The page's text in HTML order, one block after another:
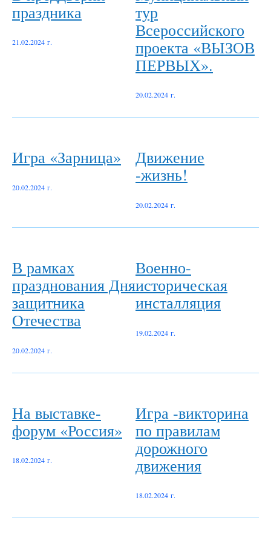
праздника
21.02.2024 г.
тур
Всероссийского
проекта «ВЫЗОВ
ПЕРВЫХ».
20.02.2024 г.
Игра «Зарница»
20.02.2024 г.
Движение
-жизнь!
20.02.2024 г.
В рамках
празднования Дня
защитника
Отечества
20.02.2024 г.
Военно-
историческая
инсталляция
19.02.2024 г.
На выставке-
форум «Россия»
18.02.2024 г.
Игра -викторина
по правилам
дорожного
движения
18.02.2024 г.